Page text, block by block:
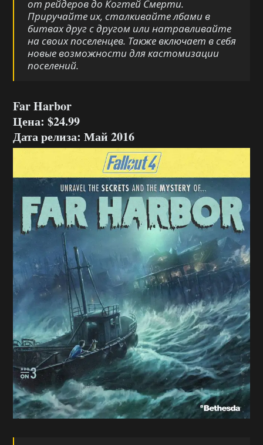
от рейдеров до Когтей Смерти.
Приручайте их, сталкивайте лбами в
битвах друг с другом или натравливайте
на своих поселенцев. Также включает в себя
новые возможности для кастомизации
поселений.
Far Harbor
Цена: $24.99
Дата релиза: Май 2016